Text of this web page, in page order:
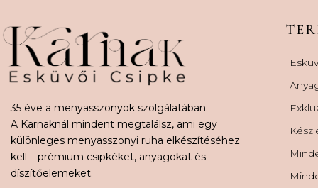
35 éve a menyasszonyok szolgálatában.
A Karnaknál mindent megtalálsz, ami egy
különleges menyasszonyi ruha elkészítéséhez
kell – prémium csipkéket, anyagokat és
díszítőelemeket.